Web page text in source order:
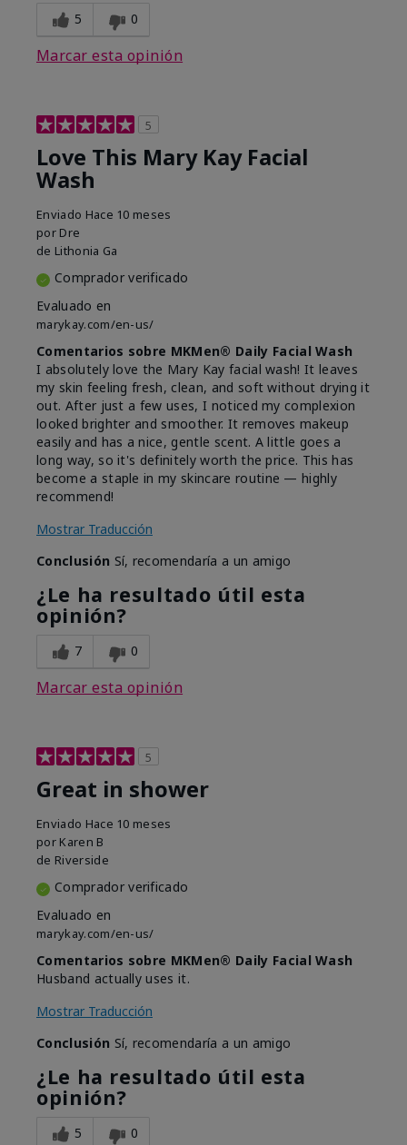
5 0
Marcar esta opinión
5
Love This Mary Kay Facial
Wash
Enviado Hace 10 meses
por Dre
de Lithonia Ga
Comprador verificado
Evaluado en
marykay.com/en-us/
Comentarios sobre MKMen® Daily Facial Wash
I absolutely love the Mary Kay facial wash! It leaves
my skin feeling fresh, clean, and soft without drying it
out. After just a few uses, I noticed my complexion
looked brighter and smoother. It removes makeup
easily and has a nice, gentle scent. A little goes a
long way, so it's definitely worth the price. This has
become a staple in my skincare routine — highly
recommend!
Mostrar Traducción
Conclusión Sí, recomendaría a un amigo
¿Le ha resultado útil esta
opinión?
7 0
Marcar esta opinión
5
Great in shower
Enviado Hace 10 meses
por Karen B
de Riverside
Comprador verificado
Evaluado en
marykay.com/en-us/
Comentarios sobre MKMen® Daily Facial Wash
Husband actually uses it.
Mostrar Traducción
Conclusión Sí, recomendaría a un amigo
¿Le ha resultado útil esta
opinión?
5 0